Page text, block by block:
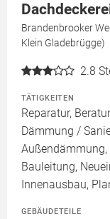
Brandenbrooker
Klein Gladebrügge)
2.8
TÄTIGKEITEN
Reparatur,
Dämmung /
Bauleitung,
Innenausbau,
GEBÄUDETEILE